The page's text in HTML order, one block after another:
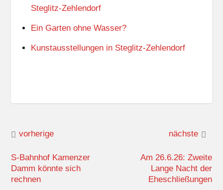
Steglitz-Zehlendorf
Ein Garten ohne Wasser?
Kunstausstellungen in Steglitz-Zehlendorf
vorherige
S-Bahnhof Kamenzer
Damm könnte sich
rechnen
nächste
Am 26.6.26: Zweite
Lange Nacht der
Eheschließungen